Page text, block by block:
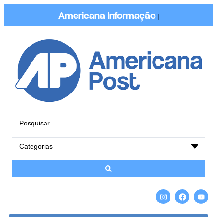
Americana Informação|